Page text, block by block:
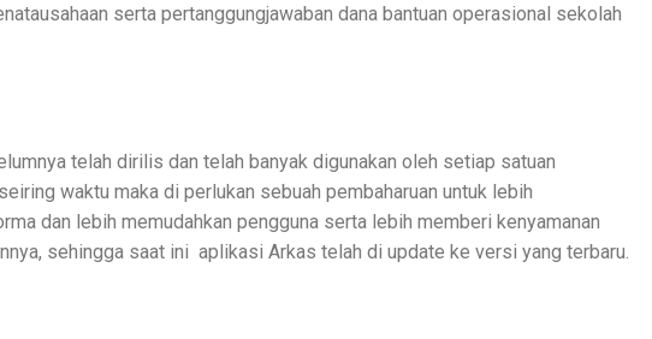
serta pertanggungjawaban dana bantuan operasional sekolah
telah dirilis dan telah banyak digunakan oleh setiap satuan
waktu maka di perlukan sebuah pembaharuan untuk lebih
dan lebih memudahkan pengguna serta lebih memberi kenyamanan
sehingga saat ini aplikasi Arkas telah di update ke versi yang terbaru.